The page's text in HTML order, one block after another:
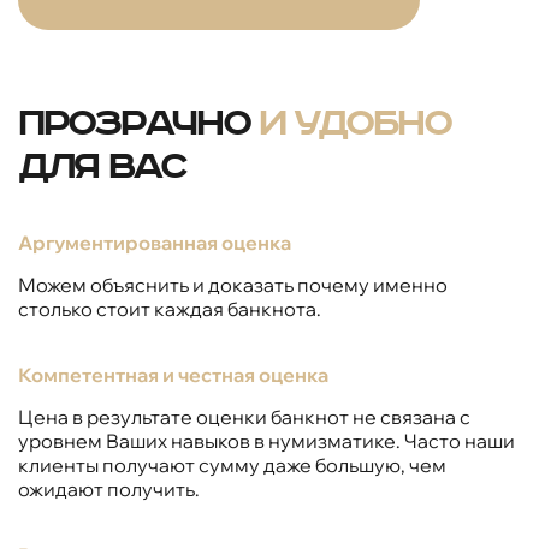
Прозрачно и удобно
для вас
Аргументированная оценка
Можем объяснить и доказать почему именно
столько стоит каждая банкнота.
Компетентная и честная оценка
Цена в результате оценки банкнот не связана с
уровнем Ваших навыков в нумизматике. Часто наши
клиенты получают сумму даже большую, чем
ожидают получить.